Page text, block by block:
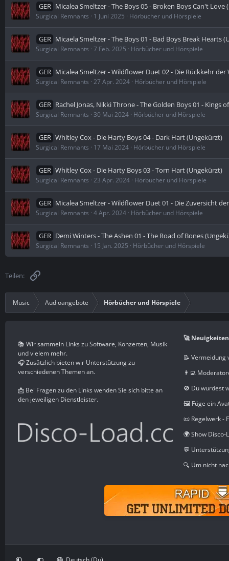
GER Micalea Smeltzer - The Boys 05 - Broken Boys Can't Love
Surgical Remnants 1 Juni 2025 Hörbücher und Hörspiele
GER Micaela Smeltzer - The Boys 01 - Bad Boys Break Hearts
Surgical Remnants 7 Feb. 2025 Hörbücher und Hörspiele
GER Micalea Smeltzer - Wildflower Duet 02 - Die Rückkehr
Surgical Remnants 27 Apr. 2024 Hörbücher und Hörspiele
GER Rachel Jonas, Nikki Throne - The Golden Boys 01 - Kings
Surgical Remnants 30 Mai 2024 Hörbücher und Hörspiele
GER Whitley Cox - Die Harty Boys 04 - Dark Hart (Ungekürzt)
Surgical Remnants 17 Mai 2024 Hörbücher und Hörspiele
GER Whitley Cox - Die Harty Boys 03 - Torn Hart (Ungekürzt)
Surgical Remnants 23 Apr. 2024 Hörbücher und Hörspiele
GER Micalea Smeltzer - Wildflower Duet 01 - Die Zuversicht
Surgical Remnants 4 Apr. 2024 Hörbücher und Hörspiele
GER Demi Winters - The Ashen 01 - The Road of Bones
Surgical Remnants 15 Jan. 2025 Hörbücher und Hörspiele
Teilen: Link
Music Audioangebote Hörbücher und Hörspiele
📚 Wir sammeln Links zu Software, Konzerten, Musik
und vielem mehr.
🎧 Zusätzlich bieten wir Unterstützung zu
verschiedenen Themen an.
📩 Bei Fragen zu den Links wenden Sie sich bitte an
den jeweiligen Dienstleister.
🚀 Neuigkeiten
📝 Vermeidung
👨‍💻
🚫 Du wurdest
🖼️ Füge ein
📜 Regelwerk -
🌍 Show
💬
🔍 Um nicht